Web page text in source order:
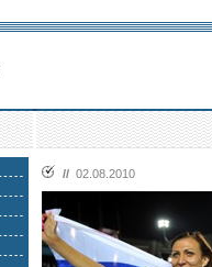
// 02.08.2010